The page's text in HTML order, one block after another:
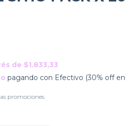
de $1.833,33
pagando con Efectivo (30% off en
promociones